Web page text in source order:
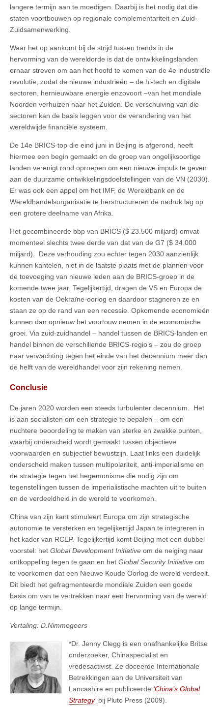
langere termijn aan te moedigen. Daarbij is het nodig dat die
staten voortbouwen op regionale complementariteit en Zuid-
Zuidsamenwerking.
Waar het op aankomt bij de strijd tussen trends in de
hervorming van de wereldorde is dat de ontwikkelingslanden
ernaar streven om aan het hoofd te komen van de 4e industriële
revolutie, zodat de nieuwe industrieën – de hi-tech en digitale
sectoren, hernieuwbare energie enzovoort –van het mondiale
Noorden verhuizen naar het Zuiden. De verschuiving van die
sectoren kan de basis leggen voor de verandering van het
wereldwijde financiële systeem.
De 14e BRICS-top die eind juni in Beijing is afgerond, heeft
hiermee een begin gemaakt en de groep van ongelijksoortige
landen verenigt rond oproepen om een nieuwe impuls te geven
aan de duurzame ontwikkelingsdoelstellingen van de VN (2030).
Er was ook een appel om het IMF, de Wereldbank en de
Wereldhandelsorganisatie te herstructureren de nadruk lag op
een grotere deelname van Afrika.
Het gecombineerde bbp van BRICS ($ 23.500 miljard) omvat
momenteel slechts twee derde van dat van de G7 ($ 34.000
miljard). Deze verhouding zou echter tegen 2030 aanzienlijk
kunnen kantelen, niet in de laatste plaats met de plannen voor
de toevoeging van nieuwe leden aan de BRICS-groep in de
komende twee jaar. Tegelijkertijd, dragen de VS en Europa de
kosten van de Oekraïne-oorlog en daardoor stagneren ze en
staan ze op de rand van een recessie. Opkomende economieën
kunnen dan opnieuw het voortouw nemen in de economische
groei. Via zuid-zuidhandel – handel tussen de BRICS-landen en
handel binnen de verschillende BRICS-regio’s – zou de groep
naar verwachting tegen het einde van het decennium meer dan
de helft van de wereldhandel voor zijn rekening nemen.
Conclusie
De jaren 2020 worden een steeds turbulenter decennium. Het
is aan socialisten om een strategie te bepalen – om een
nuchtere beoordeling te maken van sterke en zwakke punten,
waarbij onderscheid wordt gemaakt tussen objectieve
voorwaarden en subjectief bewustzijn. Laat links een duidelijk
onderscheid maken tussen multipolariteit, anti-imperialisme en
de strategie tegen het hegemonisme die nodig zijn om
tegenstellingen tussen de imperialistische machten uit te buiten
en de verdeeldheid in de wereld te voorkomen.
China van zijn kant stimuleert Europa om zijn strategische
autonomie te versterken en tegelijkertijd Japan te integreren in
het kader van RCEP. Tegelijkertijd komt Beijing met een dubbel
voorstel: het Global Development Initiative om de neiging naar
ontkoppeling tegen te gaan en het Global Security Initiative om
te voorkomen dat een Nieuwe Koude Oorlog de wereld verdeelt.
Dit biedt het gefragmenteerde mondiale Zuiden een goede
basis om van te vertrekken naar een hervorming van de wereld
op lange termijn.
Vertaling: D.Nimmegeers
*Dr. Jenny Clegg is een onafhankelijke Britse
onderzoeker, Chinaspecialist en
vredesactivist. Ze doceerde Internationale
Betrekkingen aan de Universiteit van
Lancashire en publiceerde ‘China’s Global
Strategy’bij Pluto Press (2009).